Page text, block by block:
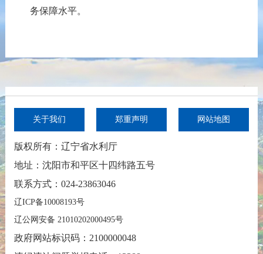
务保障水平。
关于我们 郑重声明 网站地图
版权所有：辽宁省水利厅
地址：沈阳市和平区十四纬路五号
联系方式：024-23863046
辽ICP备10008193号
辽公网安备 21010202000495号
政府网站标识码：2100000048